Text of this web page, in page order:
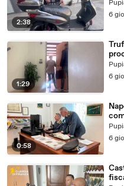
2:38
6
1:29
6
0:58
6